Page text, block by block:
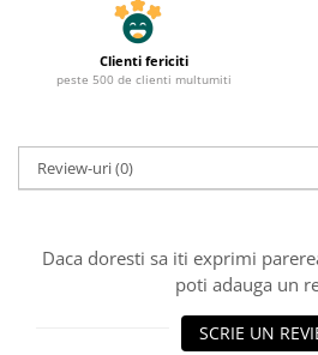
Clienti fericiti
peste 500 de clienti multumiti
Review-uri(0)
Daca doresti sa iti exprimi
poti adauga un
SCRIE UN